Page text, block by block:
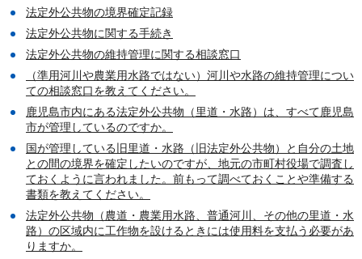
法定外公共物の境界確定記録
法定外公共物に関する手続き
法定外公共物の維持管理に関する相談窓口
（準用河川や農業用水路ではない）河川や水路の維持管理につい
ての相談窓口を教えてください。
鹿児島市内にある法定外公共物（里道・水路）は、すべて鹿児島
市が管理しているのですか。
国が管理している旧里道・水路（旧法定外公共物）と自分の土地
との間の境界を確定したいのですが、地元の市町村役場で調査し
ておくように言われました。前もって調べておくことや準備する
書類を教えてください。
法定外公共物（農道・農業用水路、普通河川、その他の里道・水
路）の区域内に工作物を設けるときには使用料を支払う必要があ
りますか。